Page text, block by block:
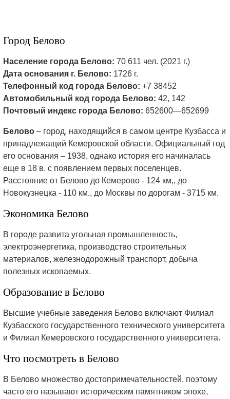
Город Белово
Население города Белово: 70 611 чел. (2021 г.)
Дата основания г. Белово: 1726 г.
Телефонный код города Белово: +7 38452
Автомобильный код города Белово: 42, 142
Почтовый индекс города Белово: 652600—652699
Белово – город, находящийся в самом центре Кузбасса и
принадлежащий Кемеровской области. Официальный год
его основания – 1938, однако история его начиналась
еще в 18 в. с появлением первых поселенцев.
Расстояние от Белово до Кемерово - 124 км,, до
Новокузнецка - 110 км., до Москвы по дорогам - 3715 км.
Экономика Белово
В городе развита угольная промышленность,
электроэнергетика, производство строительных
материалов, железнодорожный транспорт, добыча
полезных ископаемых.
Образование в Белово
Высшие учебные заведения Белово включают Филиал
Кузбасского государственного технического университета
и Филиал Кемеровского государственного университета.
Что посмотреть в Белово
В Белово множество достопримечательностей, поэтому
часто его называют историческим памятником эпохе,